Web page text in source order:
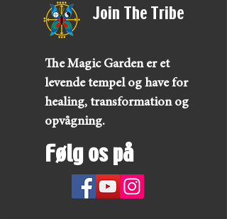
Join The Tribe
The Magic Garden er et
levende tempel og have for
healing, transformation og
opvågning.
Følg os på